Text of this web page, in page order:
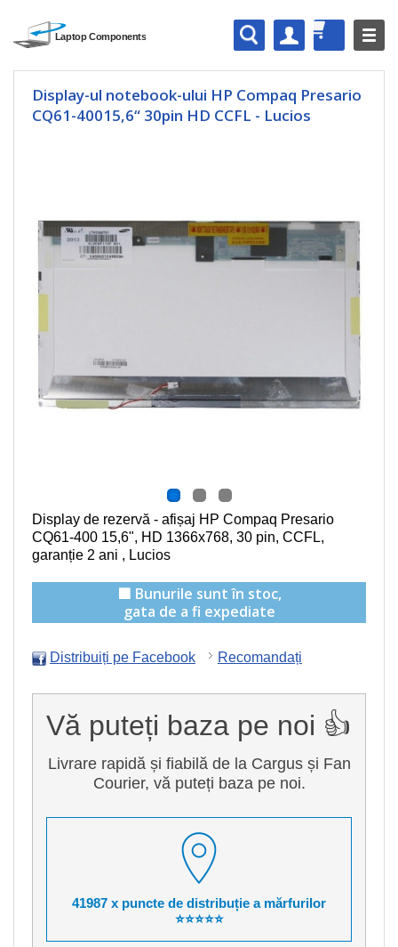
Display-ul notebook-ului HP Compaq Presario
CQ61-40015,6“ 30pin HD CCFL - Lucios
Display de rezervă - afișaj HP Compaq Presario
CQ61-400 15,6", HD 1366x768, 30 pin, CCFL,
garanție 2 ani , Lucios
🟩 Bunurile sunt în stoc,
gata de a fi expediate
Distribuiți pe Facebook Recomandați
Vă puteți baza pe noi 👍
Livrare rapidă și fiabilă de la Cargus și Fan
Courier, vă puteți baza pe noi.
41987 x puncte de distribuție a mărfurilor
⭐⭐⭐⭐⭐